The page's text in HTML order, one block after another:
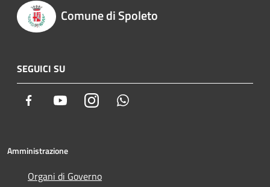
Comune di Spoleto
SEGUICI SU
Facebook YoutubeInstagram
Amministrazione
Organi di Governo